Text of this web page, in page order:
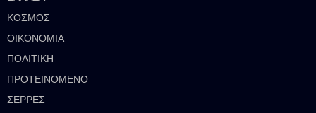
ΚΟΣΜΟΣ
ΟΙΚΟΝΟΜΙΑ
ΠΟΛΙΤΙΚΗ
ΠΡΟΤΕΙΝΟΜΕΝΟ
ΣΕΡΡΕΣ